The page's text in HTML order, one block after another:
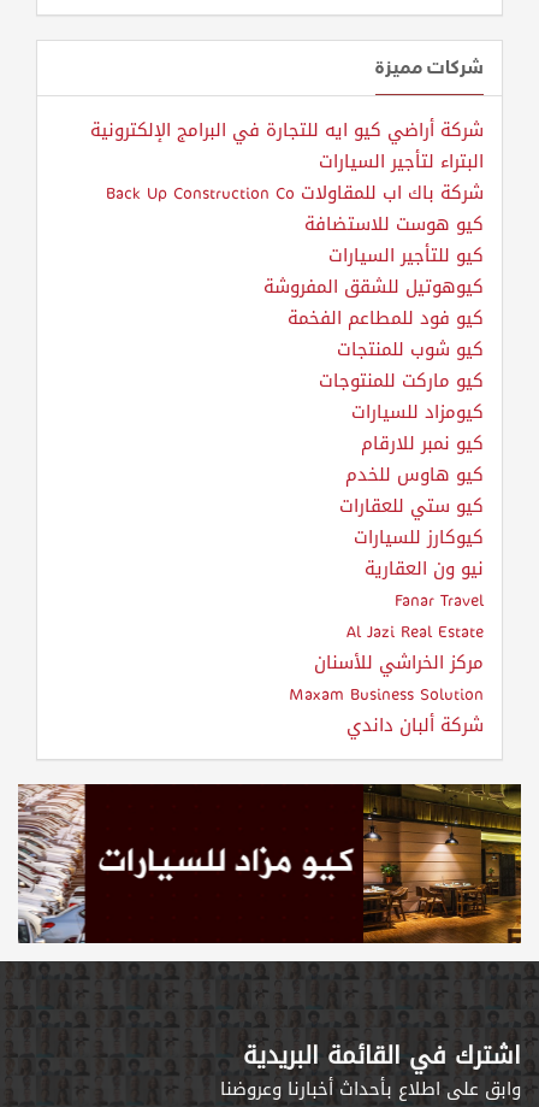
شركات مميزة
شركة أراضي كيو ايه للتجارة في البرامج الإلكترونية
البتراء لتأجير السيارات
شركة باك اب للمقاولات Back Up Construction Co
كيو هوست للاستضافة
كيو للتأجير السيارات
كيوهوتيل للشقق المفروشة
كيو فود للمطاعم الفخمة
كيو شوب للمنتجات
كيو ماركت للمنتوجات
كيومزاد للسيارات
كيو نمبر للارقام
كيو هاوس للخدم
كيو ستي للعقارات
كيوكارز للسيارات
نيو ون العقارية
Fanar Travel
Al Jazi Real Estate
مركز الخراشي للأسنان
Maxam Business Solution
شركة ألبان داندي
اشترك في القائمة البريدية
وابق على اطلاع بأحداث أخبارنا وعروضنا